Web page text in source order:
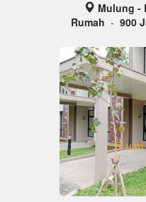
Mulung -
Rumah - 900